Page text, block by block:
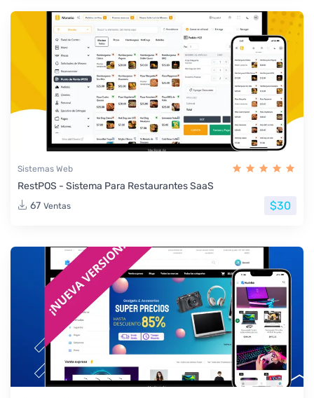
Sistemas Web
RestPOS - Sistema Para Restaurantes SaaS
67 Ventas $30